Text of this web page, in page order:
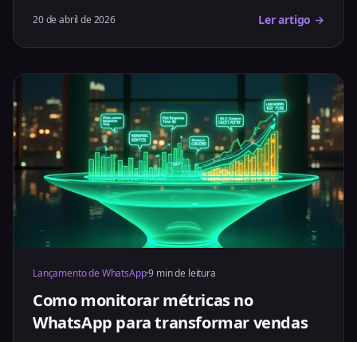
20 de abril de 2026 Ler artigo →
Lançamento de WhatsApp·9 min de leitura
Como monitorar métricas no
WhatsApp para transformar vendas